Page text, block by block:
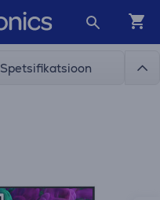
Spetsifikatsioon